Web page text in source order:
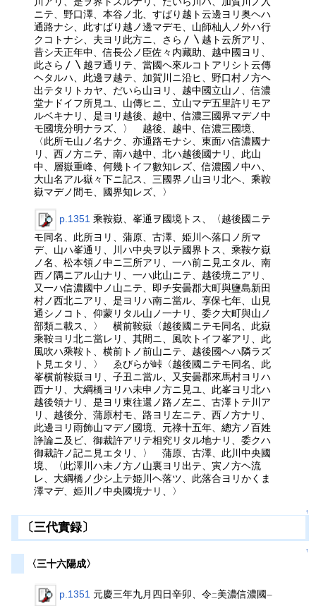
ニテ、野口澤、本谷ノ北、すばり越ト云邊ヨリ奥ヘハ
通路ナシ、此すばり越ノ邊マデモ、山師杣人ノ外ハ行
クコトナシ、夫ヨリ此方ニ、さら〳〵越ト云所アリ、
昔シ天正年中、信長公ノ臣佐々内藏助、越中國ヨリ、
此さら〳〵越ヲ通リテ、當國ヘ來ルコトアリシト云傳
ヘタルハ、此邊ヲ越テ、加賀川ニ沿ヒ、野口村ノ方ヘ
出テタリトカヤ、だいら山ヨリ、越中國立山ノ、信濃
堂ナドイフ所見ユ、山傳ヒニ、立山マデ五里許リモア
ルベキナリ、是ヨリ越後、越中、信濃三國界マデノ中
モ國境分明ナラズ、〉 越後、越中、信濃三國境、
〈此所モ山ノ名ナク、亦通路モナシ、東面ハ信濃國ナ
リ、西ノ方ニテ、南ハ越中、北ハ越後國ナリ、此山
中、層嶽重峰、何幾トイフ數知レズ、信濃國ノ中ハ、
大山名アル嶽々下ニ記ス、三國界ノ山ヨリ北ヘ、乘鞍
嶽マデノ間モ、國界知レズ、〉
p.1351 乘鞍嶽、峯通ヲ國境トス、〈越後國ニテ
モ同名、此所ヨリ、蒲原、古澤、姫川ヘ落口ノ所マ
デ、山ハ峯通リ、川ハ中央ヲ以テ國界トス、乘鞍ケ嶽
ノ名、松本領ノ中ニ三所アリ、一ハ前ニ見エタル、南
西ノ隅ニアル山ナリ、一ハ此山ニテ、越後境ニアリ、
又一ハ信濃國中ノ山ニテ、即チ安曇郡大町與鹽島新田
村ノ西北ニアリ、是ヨリハ南ニ當ル、享保七年、山見
通シノコト、仰蒙リタル山ノ一ナリ、委ク大町與山ノ
部類ニ載ス、〉 横前鞍嶽〈越後國ニテモ同名、此嶽
乘鞍ヨリ北ニ當レリ、其間ニ、風吹トイフ峯アリ、此
風吹ハ乘鞍ト、横前トノ前山ニテ、越後國ヘハ隣ラズ
ト見エタリ、〉 ゑびらが峠〈越後國ニテモ同名、此
峯横前鞍嶽ヨリ、子丑ニ當ル、又安曇郡來馬村ヨリハ
西ナリ、大綱橋ヨリハ未申ノ方ニ見ユ、此峯ヨリ北ハ
越後領ナリ、是ヨリ東往還ノ路ノ左ニ、古澤トテ川ア
リ、越後分、蒲原村モ、路ヨリ左ニテ、西ノ方ナリ、
此邊ヨリ雨飾山マデノ國境、元祿十五年、總方ノ百姓
諍論ニ及ビ、御裁許アリテ相究リタル地ナリ、委クハ
御裁許ノ記ニ見エタリ、〉 蒲原、古澤、此川中央國
境、〈此澤川ハ未ノ方ノ山裏ヨリ出テ、寅ノ方ヘ流
レ、大綱橋ノ少シ上テ姫川ヘ落ツ、此落合ヨリかくま
澤マデ、姫川ノ中央國境ナリ、〉
↑
〔三代實録〕
↑
〈三十六陽成〉
p.1351 元慶三年九月四日辛卯、令二美濃信濃國一